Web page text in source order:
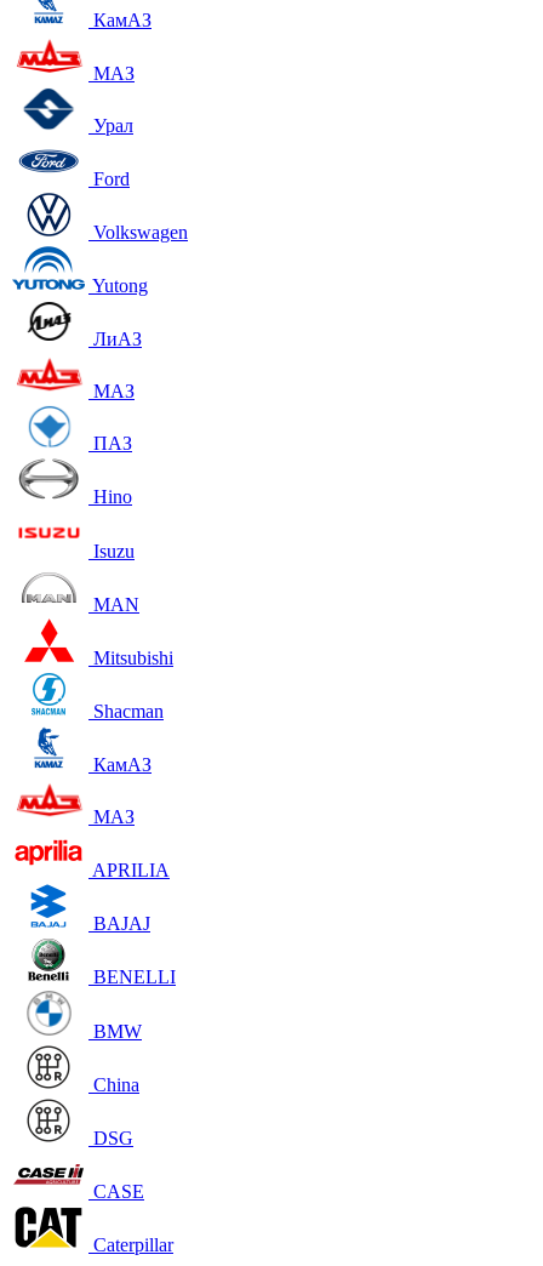
КамАЗ
МАЗ
Урал
Ford
Volkswagen
Yutong
ЛиАЗ
МАЗ
ПАЗ
Hino
Isuzu
MAN
Mitsubishi
Shacman
КамАЗ
МАЗ
APRILIA
BAJAJ
BENELLI
BMW
China
DSG
CASE
Caterpillar